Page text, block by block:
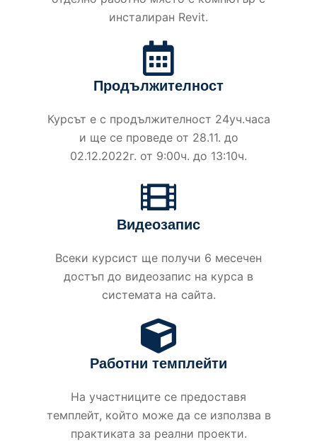
инсталиран Revit.
Продължителност
Курсът е с продължителност 24уч.часа
и ще се проведе от 28.11. до
02.12.2022г. от 9:00ч. до 13:10ч.
Видеозапис
Всеки курсист ще получи 6 месечен
достъп до видеозапис на курса в
системата на сайта.
Работни темплейти
На участниците се предоставя
темплейт, който може да се използва в
практиката за реални проекти.